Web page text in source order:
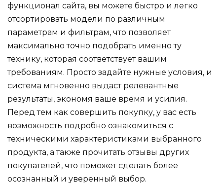
функционал сайта, вы можете быстро и легко
отсортировать модели по различным
параметрам и фильтрам, что позволяет
максимально точно подобрать именно ту
технику, которая соответствует вашим
требованиям. Просто задайте нужные условия, и
система мгновенно выдаст релевантные
результаты, экономя ваше время и усилия.
Перед тем как совершить покупку, у вас есть
возможность подробно ознакомиться с
техническими характеристиками выбранного
продукта, а также прочитать отзывы других
покупателей, что поможет сделать более
осознанный и уверенный выбор.